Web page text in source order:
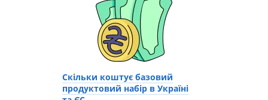
Скільки коштує базовий
продуктовий набір в Україні